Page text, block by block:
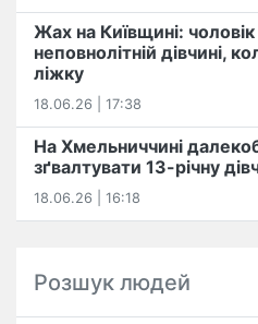
Жах на Київщині:
неповнолітній дівчині,
ліжку
18.06.26 | 17:38
На Хмельниччині
зґвалтувати 13-річну
18.06.26 | 16:18
Розшук людей